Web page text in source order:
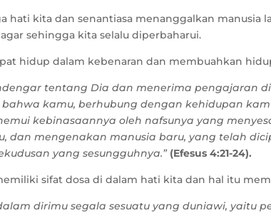
hati kita dan senantiasa menanggalkan manusia
sehingga kita selalu diperbaharui.
hidup dalam kebenaran dan membuahkan
tentang Dia dan menerima pengajaran
bahwa kamu, berhubung dengan kehidupan
kebinasaannya oleh nafsunya yang
dan mengenakan manusia baru, yang telah
yang sesungguhnya.” (Efesus 4:21-24).
sifat dosa di dalam hati kita dan hal itu
dirimu segala sesuatu yang duniawi, yaitu